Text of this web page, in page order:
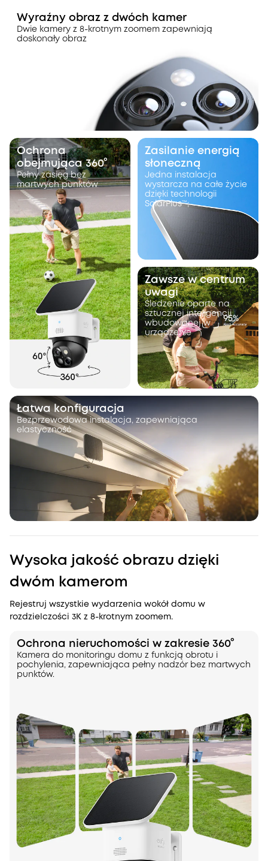
Wyraźny obraz z dwóch kamer
Dwie kamery z 8-krotnym zoomem zapewniają
doskonały obraz
Zasilanie energią
słoneczną
Jedna instalacja
wystarcza na całe życie
dzięki technologii
SolarPlus™;
Ochrona
obejmująca 360°
Pełny zasięg bez
martwych punktów
Zawsze w centrum
uwagi
Śledzenie oparte na
sztucznej inteligencji
wbudowanej w
urządzenie
Łatwa konfiguracja
Bezprzewodowa instalacja, zapewniająca
elastyczność
Wysoka jakość obrazu dzięki
dwóm kamerom
Rejestruj wszystkie wydarzenia wokół domu w
rozdzielczości 3K z 8-krotnym zoomem.
Ochrona nieruchomości w zakresie 360°
Kamera do monitoringu domu z funkcją obrotu i
pochylenia, zapewniająca pełny nadzór bez martwych
punktów.